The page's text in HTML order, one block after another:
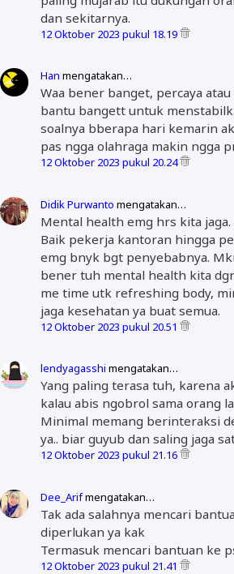
dan sekitarnya.
12 Oktober 2023 pukul 18.19
Han mengatakan…
Waa bener banget, percaya
bantu bangett untuk
soalnya bberapa hari kemarin
pas ngga olahraga makin ngga
12 Oktober 2023 pukul 20.24
Didik Purwanto mengatakan…
Mental health emg hrs kita
Baik pekerja kantoran hingga
emg bnyk bgt penyebabnya.
bener tuh mental health kita
me time utk refreshing body,
jaga kesehatan ya buat semua.
12 Oktober 2023 pukul 20.51
lendyagasshi mengatakan…
Yang paling terasa tuh, karena
kalau abis ngobrol sama orang
Minimal memang berinteraksi
ya.. biar guyub dan saling jaga
12 Oktober 2023 pukul 21.16
Dee_Arifmengatakan…
Tak ada salahnya mencari
diperlukan ya kak
Termasuk mencari bantuan ke
12 Oktober 2023 pukul 21.41